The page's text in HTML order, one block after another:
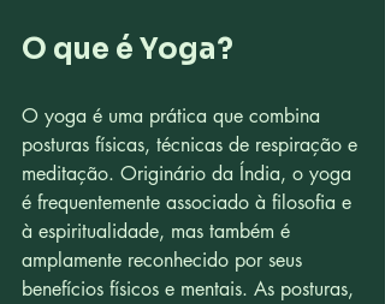
O que é Yoga?
O yoga é uma prática que combina
posturas físicas, técnicas de respiração e
meditação. Originário da Índia, o yoga
é frequentemente associado à filosofia e
à espiritualidade, mas também é
amplamente reconhecido por seus
benefícios físicos e mentais. As posturas,